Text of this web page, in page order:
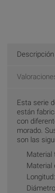
Descripción
Esta serie
están
con
morado.
son las
Material
Material